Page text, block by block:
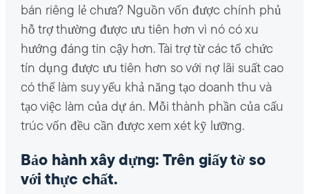
bán riêng lẻ chưa? Nguồn vốn được chính phủ
hỗ trợ thường được ưu tiên hơn vì nó có xu
hướng đáng tin cậy hơn. Tài trợ từ các tổ chức
tín dụng được ưu tiên hơn so với nợ lãi suất cao
có thể làm suy yếu khả năng tạo doanh thu và
tạo việc làm của dự án. Mỗi thành phần của cấu
trúc vốn đều cần được xem xét kỹ lưỡng.
Bảo hành xây dựng: Trên giấy tờ so
với thực chất.